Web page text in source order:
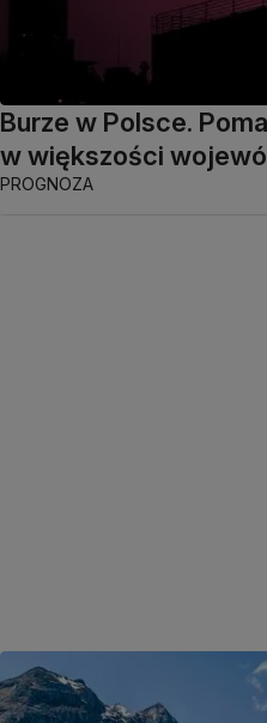
Burze w Polsce.
w większości
PROGNOZA